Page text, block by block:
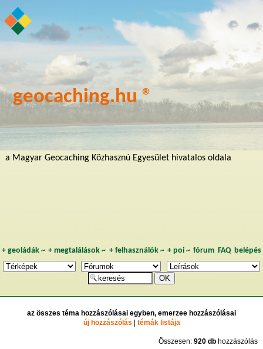
geocaching.hu ®
a Magyar Geocaching Közhasznú Egyesület hivatalos oldala
+ geoládák~ +megtalálások ~ + felhasználók~ + poi~ fórum FAQ belépés
az összes téma hozzászólásai egyben, emerzee hozzászólásai
új hozzászólás
témák listája
Összesen:920 db hozzászólás